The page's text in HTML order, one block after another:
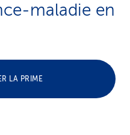
maladie en
LA PRIME